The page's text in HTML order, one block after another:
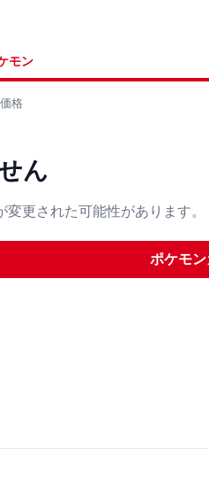
モン
格
ん
更された可能性があります。
ポケモ